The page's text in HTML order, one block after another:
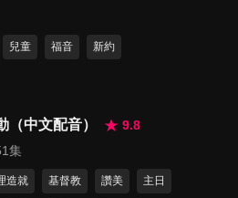
26分鐘
25分鐘
兒童 福音 新約
（中文配音）
9.8
集
造就 基督教 讚美 主日